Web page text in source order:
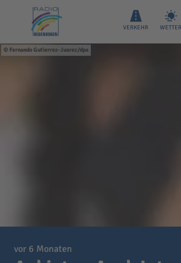
VERKEHR WETTER
Fernando Gutierrez-Juarez/dpa
vor 6 Monaten